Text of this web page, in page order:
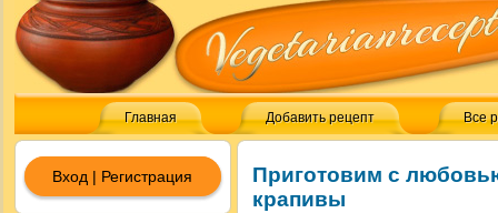
Главная Добавить рецепт Все
Приготовим с
крапивы
Вход | Регистрация